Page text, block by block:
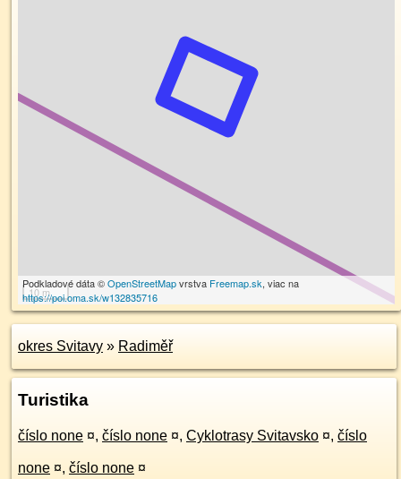
10 m
Podkladové dáta ©OpenStreetMapvrstva Freemap.sk, viac na
https://poi.oma.sk/w132835716
okres Svitavy » Radiměř
Turistika
číslo none ¤, číslo none ¤, Cyklotrasy Svitavsko ¤, číslo
none ¤, číslo none ¤